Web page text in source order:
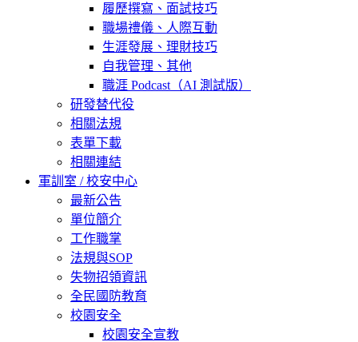
履歷撰寫、面試技巧
職場禮儀、人際互動
生涯發展、理財技巧
自我管理、其他
職涯 Podcast（AI 測試版）
研發替代役
相關法規
表單下載
相關連結
軍訓室 / 校安中心
最新公告
單位簡介
工作職掌
法規與SOP
失物招領資訊
全民國防教育
校園安全
校園安全宣教